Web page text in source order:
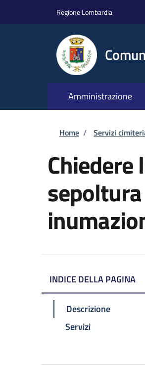
Regione Lombardia
Amministrazione
Briciole
Home / Servizi
INDICE DELLA PAGINA
Descrizione
Servizi